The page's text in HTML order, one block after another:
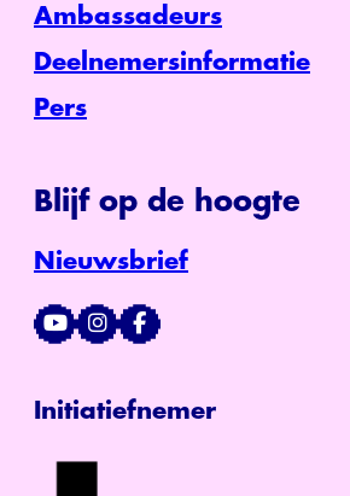
Ambassadeurs
Deelnemersinformatie
Pers
Blijf op de hoogte
Nieuwsbrief
Initiatiefnemer